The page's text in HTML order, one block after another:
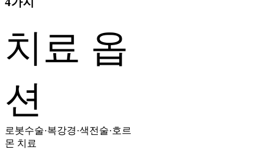
치료 옵
션
로봇수술·복강경·색전술·호르
몬 치료